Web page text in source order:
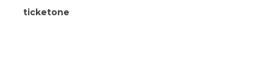
ticketone